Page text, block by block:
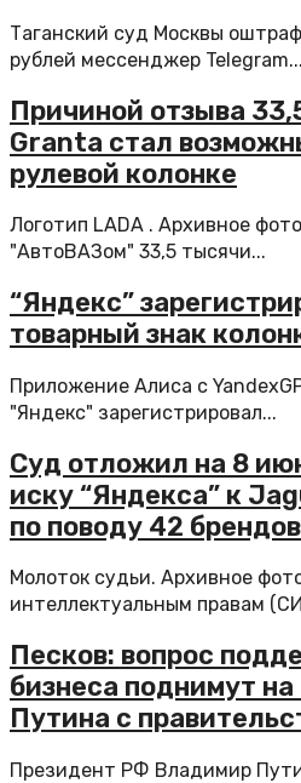
Таганский суд Москвы
рублей мессенджер Telegram...
Причиной отзыва
Granta стал
рулевой колонке
Логотип LADA . Архивное
"АвтоВАЗом" 33,5 тысячи...
“Яндекс”
товарный знак
Приложение Алиса с
"Яндекс" зарегистрировал...
Суд отложил на 8
иску “Яндекса” к
по поводу 42 брендов
Молоток судьи. Архивное
интеллектуальным правам
Песков: вопрос
бизнеса поднимут
Путина с
Президент РФ Владимир